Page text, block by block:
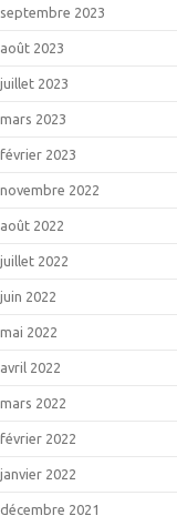
septembre 2023
août 2023
juillet 2023
mars 2023
février 2023
novembre 2022
août 2022
juillet 2022
juin 2022
mai 2022
avril 2022
mars 2022
février 2022
janvier 2022
décembre 2021